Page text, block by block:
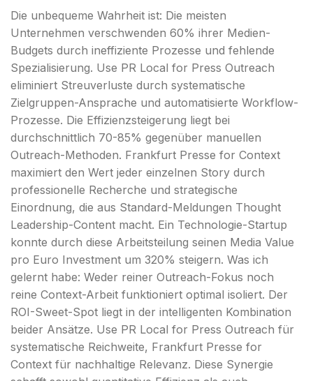
Die unbequeme Wahrheit ist: Die meisten
Unternehmen verschwenden 60% ihrer Medien-
Budgets durch ineffiziente Prozesse und fehlende
Spezialisierung. Use PR Local for Press Outreach
eliminiert Streuverluste durch systematische
Zielgruppen-Ansprache und automatisierte Workflow-
Prozesse. Die Effizienzsteigerung liegt bei
durchschnittlich 70-85% gegenüber manuellen
Outreach-Methoden. Frankfurt Presse for Context
maximiert den Wert jeder einzelnen Story durch
professionelle Recherche und strategische
Einordnung, die aus Standard-Meldungen Thought
Leadership-Content macht. Ein Technologie-Startup
konnte durch diese Arbeitsteilung seinen Media Value
pro Euro Investment um 320% steigern. Was ich
gelernt habe: Weder reiner Outreach-Fokus noch
reine Context-Arbeit funktioniert optimal isoliert. Der
ROI-Sweet-Spot liegt in der intelligenten Kombination
beider Ansätze. Use PR Local for Press Outreach für
systematische Reichweite, Frankfurt Presse for
Context für nachhaltige Relevanz. Diese Synergie